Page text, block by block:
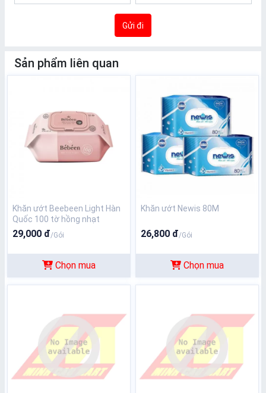
Gửi đi
Sản phẩm liên quan
Khăn ướt Beebeen Light Hàn
Quốc 100 tờ hồng nhạt
29,000 đ/Gói
Chọn mua
Khăn ướt Newis 80M
26,800 đ/Gói
Chọn mua